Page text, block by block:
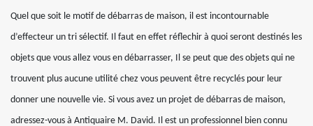
Quel que soit le motif de débarras de maison, il est incontournable
d’effecteur un tri sélectif. Il faut en effet réflechir à quoi seront destinés les
objets que vous allez vous en débarrasser, Il se peut que des objets qui ne
trouvent plus aucune utilité chez vous peuvent être recyclés pour leur
donner une nouvelle vie. Si vous avez un projet de débarras de maison,
adressez-vous à Antiquaire M. David. Il est un professionnel bien connu